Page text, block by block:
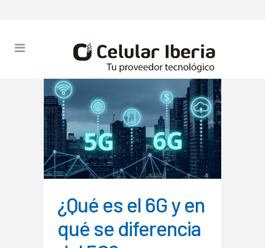
¿Qué es el 6G y en
qué se diferencia